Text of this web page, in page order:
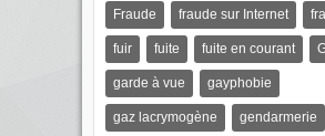
Fraude fraude sur Internet
fuir fuite fuite en courant
garde à vue gayphobie
gaz lacrymogène gendarmerie